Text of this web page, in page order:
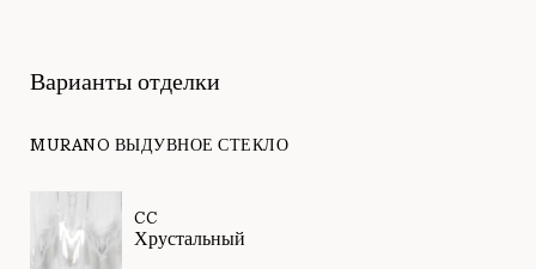
Варианты отделки
MURANO ВЫДУВНОЕ СТЕКЛО
CC
Хрустальный